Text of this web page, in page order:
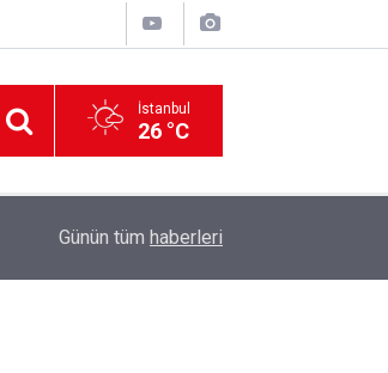
İstanbul
26 °C
İzmir 112’de Kan Donduran İddialar!
Günün tüm haberleri